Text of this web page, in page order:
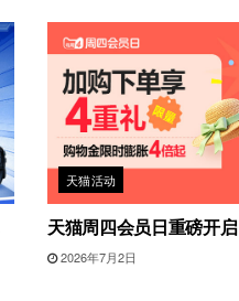
天猫活动
天猫周四会员日重磅开启
2026年7月2日